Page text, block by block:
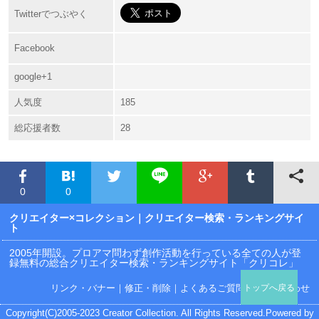
Twitterでつぶやく
Facebook
google+1
人気度 185
総応援者数 28
0 0
クリエイター×コレクション ｜クリエイター検索・ランキングサイ
ト
2005年開設。プロアマ問わず創作活動を行っている全ての人が登
録無料の総合クリエイター検索・ランキングサイト「クリコレ」
リンク・バナー ｜ 修正・削除 ｜ よくあるご質問 ｜お問い合わせ
Copyright(C)2005-2023 Creator Collection. All Rights Reserved.Powered by
トップへ戻る